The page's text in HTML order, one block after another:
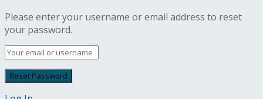
Please enter your username or email address to reset
your password.